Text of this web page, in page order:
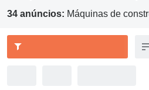
34 anúncios: Máquinas de